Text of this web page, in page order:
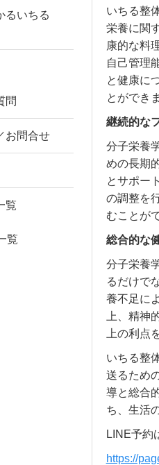
いちる整
栄養に関
康的な料
自己管理
と健康に
とができ
継続的な
分子栄養
めの長期
とサポー
の調整を
むことが
総合的な
分子栄養
るだけで
養不足に
上、精神
上の利点
いちる整
送るため
導と総合
ち、生活
LINE予約
https://
るいちる
問
お問合せ
覧
覧